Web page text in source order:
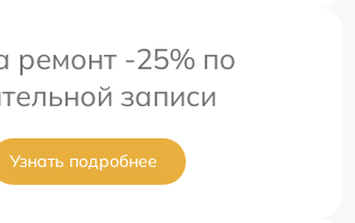
ремонт -25% по
записи
Узнать подробнее